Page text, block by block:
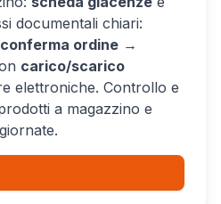
documentali chiari:
conferma ordine →
carico/scarico
elettroniche. Controllo e
a magazzino e